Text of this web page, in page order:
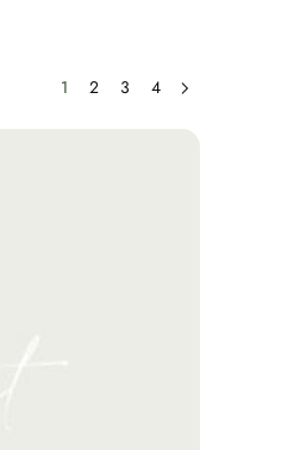
1 2 3 4